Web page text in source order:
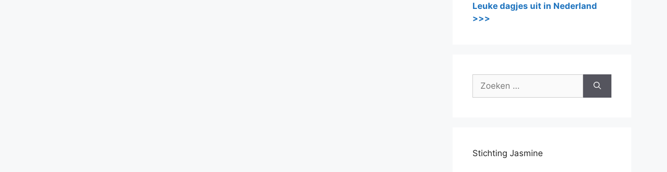
Leuke dagjes uit in Nederland
>>>
naar:
Stichting Jasmine